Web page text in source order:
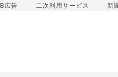
広告 二次利用サービス 新